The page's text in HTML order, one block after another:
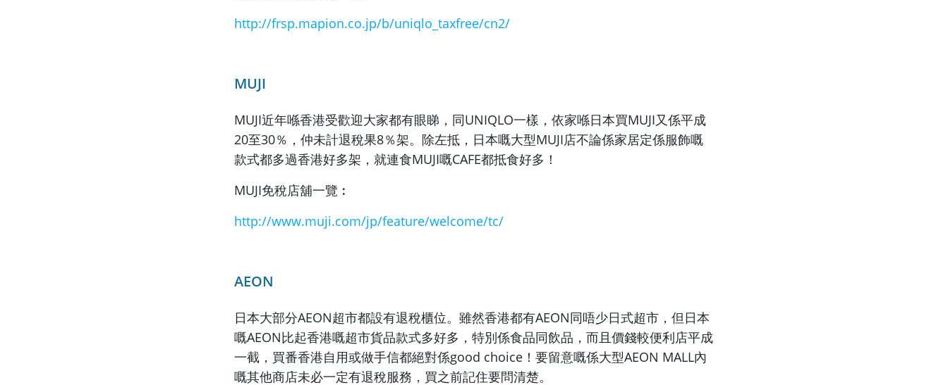
http://frsp.mapion.co.jp/b/uniqlo_taxfree/cn2/
MUJI
MUJI近年喺香港受歡迎大家都有眼睇，同UNIQLO一樣， 依家喺日本買MUJI又係平成
20至30％，仲未計退稅果8％架。除左抵， 日本嘅大型MUJI店不論係家居定係服飾嘅
款式都多過香港好多架 ，就連食MUJI嘅CAFE都抵食好多！
MUJI免稅店舖一覽︰
http://www.muji.com/jp/feature/welcome/tc/
AEON
日本大部分AEON超市都設有退稅櫃位。 雖然香港都有AEON同唔少日式超市， 但日本
嘅AEON比起香港嘅超市貨品款式多好多， 特別係食品同飲品，而且價錢較便利店平成
一截， 買番香港自用或做手信都絕對係good choice！要留意嘅係大型AEON MALL內
嘅其他商店未必一定有退稅服務，買之前記住要問清楚。